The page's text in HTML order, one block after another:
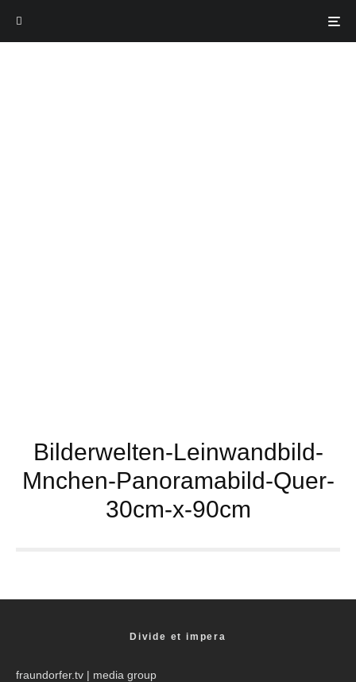
Bilderwelten-Leinwandbild-
Mnchen-Panoramabild-Quer-
30cm-x-90cm
Divide et impera
fraundorfer.tv | media group